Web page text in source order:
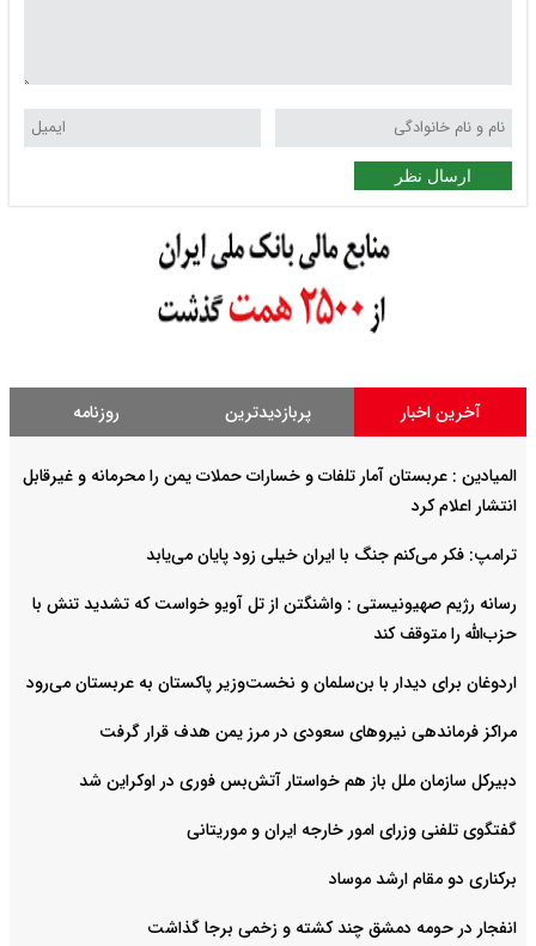
ارسال نظر
آخرین اخبار پربازدیدترین روزنامه
المیادین : عربستان آمار تلفات و خسارات حملات یمن را محرمانه و غیرقابل
انتشار اعلام کرد
ترامپ: فکر می‌کنم جنگ با ایران خیلی زود پایان می‌یابد
رسانه رژیم صهیونیستی : واشنگتن از تل آویو خواست که تشدید تنش با
حزب‌الله را متوقف کند
اردوغان برای دیدار با بن‌سلمان و نخست‌وزیر پاکستان به عربستان می‌رود
مراکز فرماندهی نیروهای سعودی در مرز یمن هدف قرار گرفت
دبیرکل سازمان ملل باز هم خواستار آتش‌بس فوری در اوکراین شد
گفتگوی تلفنی وزرای امور خارجه ایران و موریتانی
برکناری دو مقام ارشد موساد
انفجار در حومه دمشق چند کشته و زخمی برجا گذاشت